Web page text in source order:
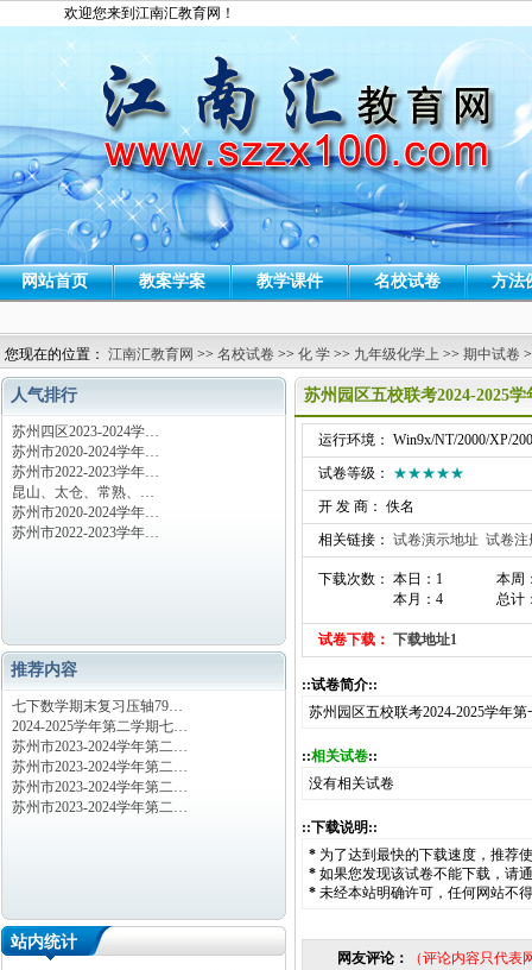
欢迎您来到江南汇教育网！
网站首页 教案学案 教学课件 名校试卷 方法
您现在的位置： 江南汇教育网 >> 名校试卷 >> 化 学 >> 九年级化学上 >> 期中试卷
人气排行
苏州四区2023-2024学…
苏州市2020-2024学年…
苏州市2022-2023学年…
昆山、太仓、常熟、…
苏州市2020-2024学年…
苏州市2022-2023学年…
推荐内容
七下数学期末复习压轴79…
2024-2025学年第二学期七…
苏州市2023-2024学年第二…
苏州市2023-2024学年第二…
苏州市2023-2024学年第二…
苏州市2023-2024学年第二…
站内统计
苏州园区五校联考2024-2025
运行环境： Win9x/NT/2000/XP/
试卷等级： ★★★★★
开 发 商： 佚名
相关链接： 试卷演示地址 试卷注
下载次数： 本日：1
本月：4
本周
总计
试卷下载： 下载地址1
::试卷简介::
苏州园区五校联考2024-2025学年
::相关试卷::
没有相关试卷
::下载说明::
* 为了达到最快的下载速度，推荐
* 如果您发现该试卷不能下载，请
* 未经本站明确许可，任何网站不
网友评论： （评论内容只代